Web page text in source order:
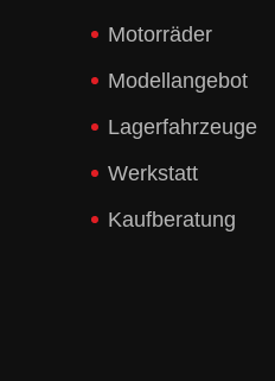
Motorräder
Modellangebot
Lagerfahrzeuge
Werkstatt
Kaufberatung